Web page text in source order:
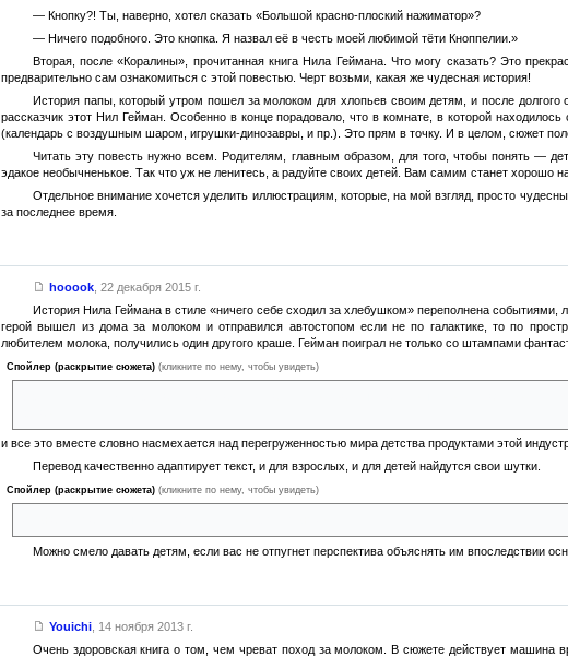
— Кнопку?! Ты, наверно, хотел сказать «Большой красно-плоский нажиматор»?
— Ничего подобного. Это кнопка. Я назвал её в честь моей любимой тёти Кноппелии.»
Вторая, после «Коралины», прочитанная книга Нила Геймана. Что могу сказать? Это
предварительно сам ознакомиться с этой повестью. Черт возьми, какая же чудесная история!
История папы, который утром пошел за молоком для хлопьев своим детям, и после
рассказчик этот Нил Гейман. Особенно в конце порадовало, что в комнате, в которой
(календарь с воздушным шаром, игрушки-динозавры, и пр.). Это прям в точку. И в целом, сюжет
Читать эту повесть нужно всем. Родителям, главным образом, для того, чтобы понять —
эдакое необычненькое. Так что уж не ленитесь, а радуйте своих детей. Вам самим станет хорошо
Отдельное внимание хочется уделить иллюстрациям, которые, на мой взгляд, просто
за последнее время.
hooook, 22 декабря 2015 г.
История Нила Геймана в стиле «ничего себе сходил за хлебушком» переполнена
герой вышел из дома за молоком и отправился автостопом если не по галактике, то по
любителем молока, получились один другого краше. Гейман поиграл не только со штампами
Спойлер (раскрытие сюжета) (кликните по нему, чтобы увидеть)
и все это вместе словно насмехается над перегруженностью мира детства продуктами этой
Перевод качественно адаптирует текст, и для взрослых, и для детей найдутся свои шутки.
Спойлер (раскрытие сюжета) (кликните по нему, чтобы увидеть)
Можно смело давать детям, если вас не отпугнет перспектива объяснять им впоследствии
Youichi, 14 ноября 2013 г.
Очень здоровская книга о том, чем чреват поход за молоком. В сюжете действует машина